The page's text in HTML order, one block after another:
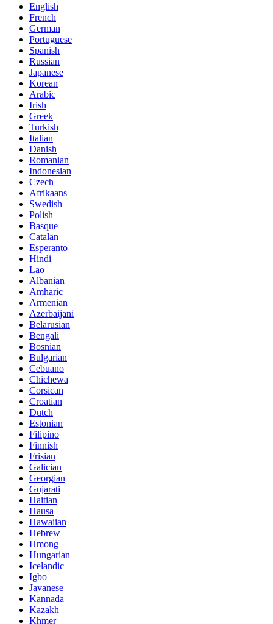
English
French
German
Portuguese
Spanish
Russian
Japanese
Korean
Arabic
Irish
Greek
Turkish
Italian
Danish
Romanian
Indonesian
Czech
Afrikaans
Swedish
Polish
Basque
Catalan
Esperanto
Hindi
Lao
Albanian
Amharic
Armenian
Azerbaijani
Belarusian
Bengali
Bosnian
Bulgarian
Cebuano
Chichewa
Corsican
Croatian
Dutch
Estonian
Filipino
Finnish
Frisian
Galician
Georgian
Gujarati
Haitian
Hausa
Hawaiian
Hebrew
Hmong
Hungarian
Icelandic
Igbo
Javanese
Kannada
Kazakh
Khmer